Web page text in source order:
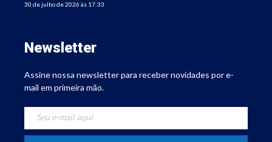
30 de julho de 2026 às 17:33
Newsletter
Assine nossa newsletter para receber novidades por e-
mail em primeira mão.